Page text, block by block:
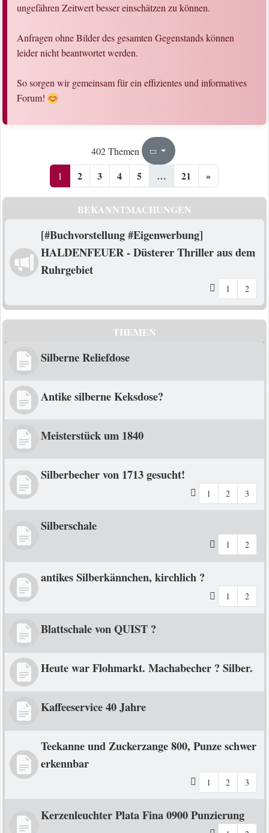
ungefähren Zeitwert besser einschätzen zu können.
Anfragen ohne Bilder des gesamten Gegenstands können
leider nicht beantwortet werden.
So sorgen wir gemeinsam für ein effizientes und informatives
Forum!
402 Themen Seite1
1 2 3 4 5 … 21 »
BEKANNTMACHUNGEN
[#Buchvorstellung #Eigenwerbung]
HALDENFEUER - Düsterer Thriller aus dem
Ruhrgebiet
1 2
THEMEN
Silberne Reliefdose
Antike silberne Keksdose?
Meisterstück um 1840
Silberbecher von 1713 gesucht!
1 2 3
Silberschale
1 2
antikes Silberkännchen, kirchlich ?
1 2
Blattschale von QUIST ?
Heute war Flohmarkt. Machabecher ? Silber.
Kaffeeservice 40 Jahre
Teekanne und Zuckerzange 800, Punze schwer
erkennbar
1 2 3
Kerzenleuchter Plata Fina 0900 Punzierung